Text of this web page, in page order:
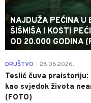
NAJDUŽA PEĆINA U
ŠIŠMIŠA I KOSTI
OD 20.000 GODINA
DRUŠTVO 28.06.2026.
Teslić čuva praistoriju:
kao svjedok života
(FOTO)